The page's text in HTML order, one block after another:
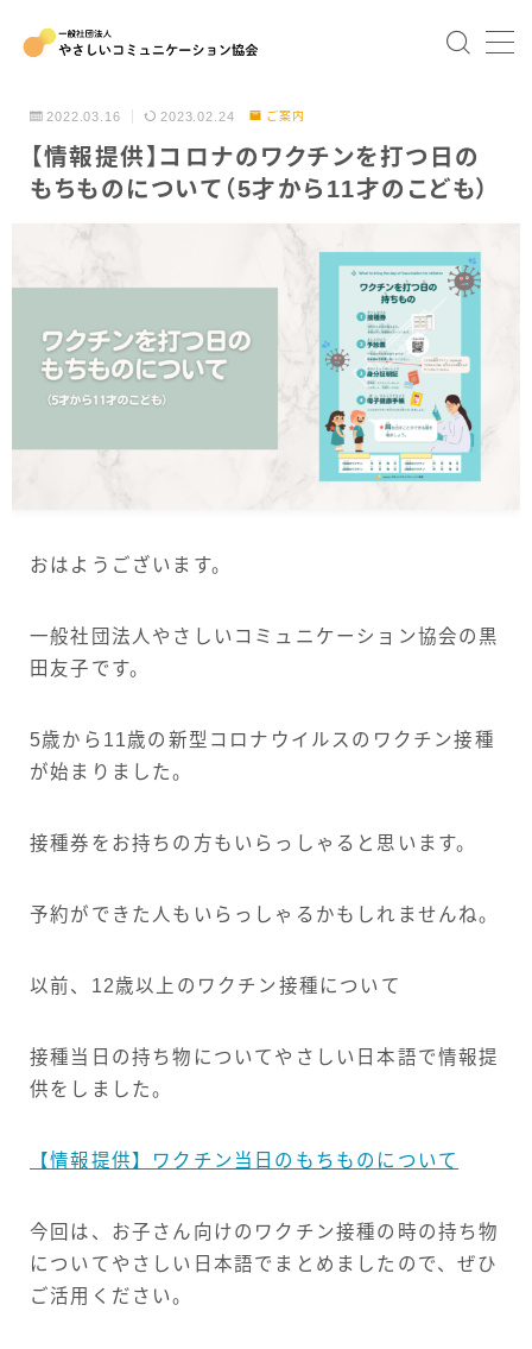
TOP
協会について
これまでの講演・研修
Eラーニング版やさしい日本語講座ー自治体編ー
やさしい日本語（医療）研修
メールマガジン
お問い合わせ
2022.03.16 2023.02.24 ご案内
【情報提供】コロナのワクチンを打つ日の
もちものについて（5才から11才のこども）
おはようございます。
一般社団法人やさしいコミュニケーション協会の黒
田友子です。
5歳から11歳の新型コロナウイルスのワクチン接種
が始まりました。
接種券をお持ちの方もいらっしゃると思います。
予約ができた人もいらっしゃるかもしれませんね。
以前、12歳以上のワクチン接種について
接種当日の持ち物についてやさしい日本語で情報提
供をしました。
【情報提供】ワクチン当日のもちものについて
今回は、お子さん向けのワクチン接種の時の持ち物
についてやさしい日本語でまとめましたので、ぜひ
ご活用ください。